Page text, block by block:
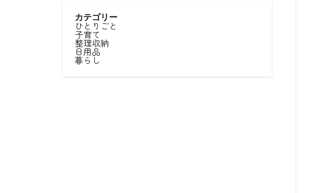
カテゴリー
ひとりごと
子育て
整理収納
日用品
暮らし